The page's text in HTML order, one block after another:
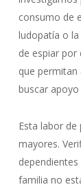
consumo de
ludopatía o
de espiar por
que permitan
buscar
Esta labor
mayores.
familia no